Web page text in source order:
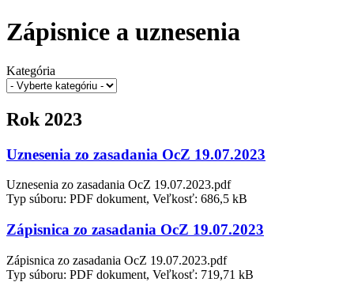
Zápisnice a uznesenia
Kategória
Rok 2023
Uznesenia zo zasadania OcZ 19.07.2023
Uznesenia zo zasadania OcZ 19.07.2023.pdf
Typ súboru: PDF dokument, Veľkosť: 686,5 kB
Zápisnica zo zasadania OcZ 19.07.2023
Zápisnica zo zasadania OcZ 19.07.2023.pdf
Typ súboru: PDF dokument, Veľkosť: 719,71 kB